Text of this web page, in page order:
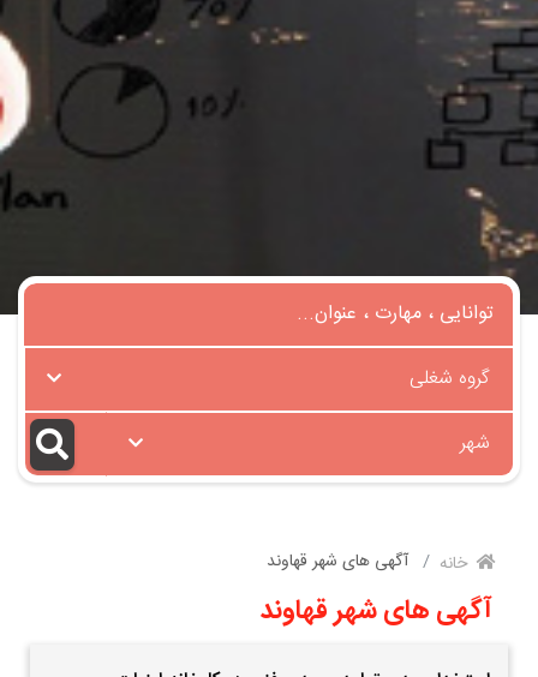
گروه شغلی
شهر
خانه آگهی های شهر قهاوند
آگهی های شهر قهاوند